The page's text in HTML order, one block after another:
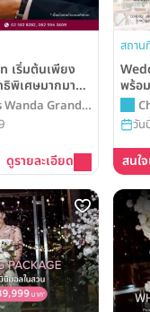
เริ่มต้นเพียง
พิเศษมากมาย
Plus
Wanda Grand
ดูรายละเอียด
สถาน
พร้อ
วัน
สนใ